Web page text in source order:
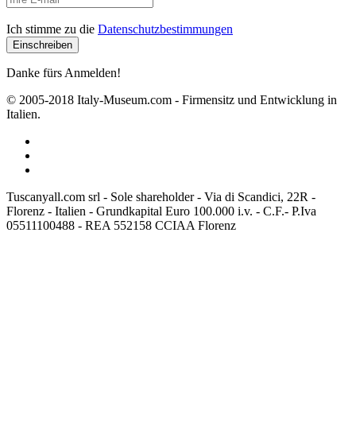
Ich stimme zu die Datenschutzbestimmungen
Danke fürs Anmelden!
© 2005-2018 Italy-Museum.com - Firmensitz und Entwicklung in
Italien.
Tuscanyall.com srl - Sole shareholder - Via di Scandici, 22R -
Florenz - Italien - Grundkapital Euro 100.000 i.v. - C.F.- P.Iva
05511100488 - REA 552158 CCIAA Florenz